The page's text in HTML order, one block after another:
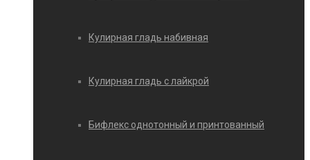
Кулирная гладь набивная
Кулирная гладь с лайкрой
Бифлекс однотонный и принтованный